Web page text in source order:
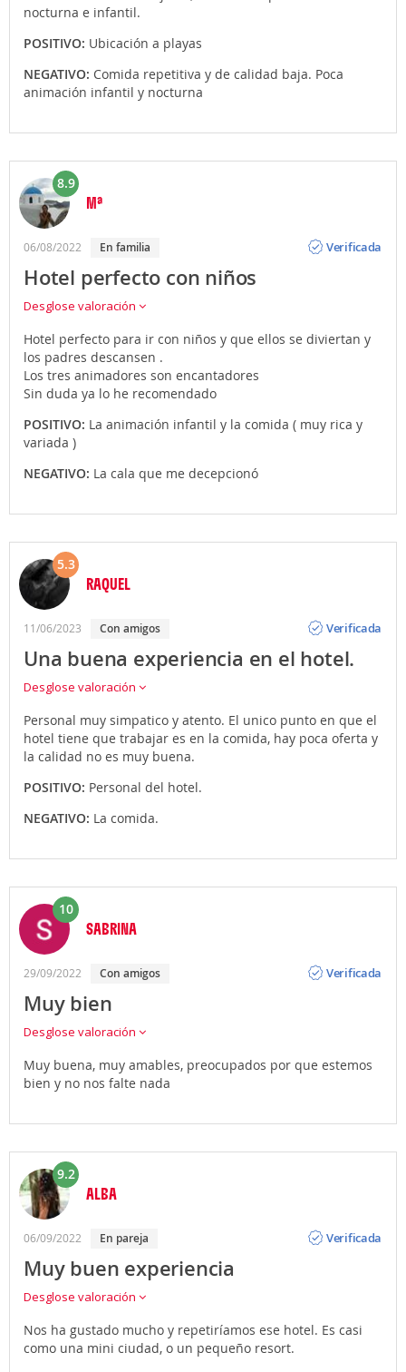
nocturna e infantil.
POSITIVO: Ubicación a playas
NEGATIVO: Comida repetitiva y de calidad baja. Poca
animación infantil y nocturna
8.9
Mª
06/08/2022 En familia
Verificada
Hotel perfecto con niños
Desglose valoración
Hotel perfecto para ir con niños y que ellos se diviertan y
los padres descansen .
Los tres animadores son encantadores
Sin duda ya lo he recomendado
POSITIVO: La animación infantil y la comida ( muy rica y
variada )
NEGATIVO: La cala que me decepcionó
5.3
RAQUEL
11/06/2023 Con amigos
Verificada
Una buena experiencia en el hotel.
Desglose valoración
Personal muy simpatico y atento. El unico punto en que el
hotel tiene que trabajar es en la comida, hay poca oferta y
la calidad no es muy buena.
POSITIVO: Personal del hotel.
NEGATIVO: La comida.
10
SABRINA
29/09/2022 Con amigos
Verificada
Muy bien
Desglose valoración
Muy buena, muy amables, preocupados por que estemos
bien y no nos falte nada
9.2
ALBA
06/09/2022 En pareja
Verificada
Muy buen experiencia
Desglose valoración
Nos ha gustado mucho y repetiríamos ese hotel. Es casi
como una mini ciudad, o un pequeño resort.